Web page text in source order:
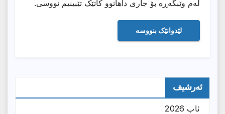
لەم وێبگەڕە بۆ جاری داهاتوو کاتێک تێبینیم نووسی.
ئەرشیف
ئاب 2026